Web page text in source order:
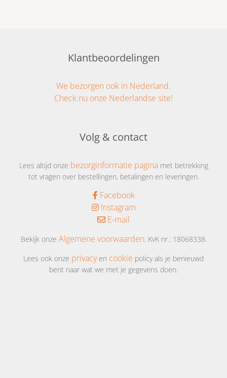
Klantbeoordelingen
We bezorgen ook in Nederland.
Check nu onze Nederlandse site!
Volg & contact
Lees altijd onze bezorginformatie paginamet betrekking
tot vragen over bestellingen, betalingen en leveringen.
Facebook
Instagram
E-mail
Bekijk onze Algemene voorwaarden. KvK nr.: 18068338.
Lees ook onze privacyen cookie policy als je benieuwd
bent naar wat we met je gegevens doen.